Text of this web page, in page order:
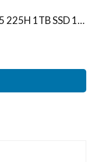
ASUS Vivobook S14 S3407CA Ultra 5 225H 1TB SSD 16GB WUXGA IPS Win11+OHS